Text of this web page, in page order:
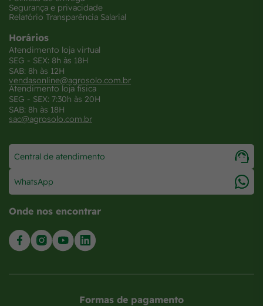
Segurança e privacidade
Relatório Transparência Salarial
Horários
Atendimento loja virtual
SEG - SEX: 8h às 18H
SAB: 8h às 12H
vendasonline@agrosolo.com.br
Atendimento loja física
SEG - SEX: 7:30h às 20H
SAB: 8h às 18H
sac@agrosolo.com.br
Central de atendimento
WhatsApp
Onde nos encontrar
Formas de pagamento